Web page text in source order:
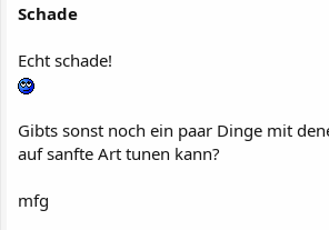
Schade
Echt schade!
Gibts sonst noch ein paar Dinge mit
auf sanfte Art tunen kann?
mfg